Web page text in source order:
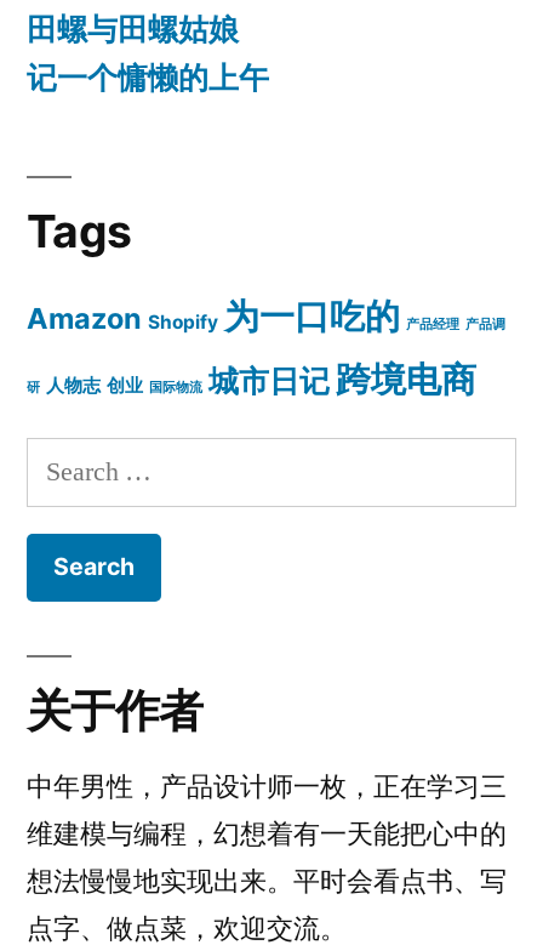
田螺与田螺姑娘
记一个慵懒的上午
Tags
Amazon Shopify 为一口吃的 产品经理 产品调
研 人物志 创业 国际物流 城市日记跨境电商
Search
for:
关于作者
中年男性，产品设计师一枚，正在学习三
维建模与编程，幻想着有一天能把心中的
想法慢慢地实现出来。平时会看点书、写
点字、做点菜，欢迎交流。